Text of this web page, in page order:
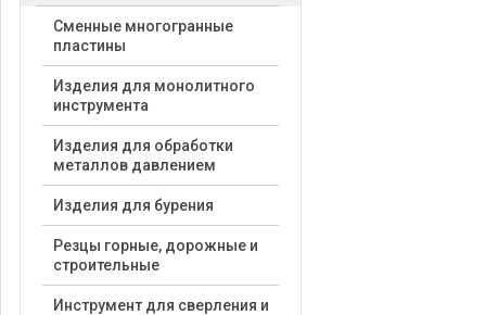
Cменные многогранные
пластины
Изделия для монолитного
инструмента
Изделия для обработки
металлов давлением
Изделия для бурения
Резцы горные, дорожные и
строительные
Инструмент для сверления и